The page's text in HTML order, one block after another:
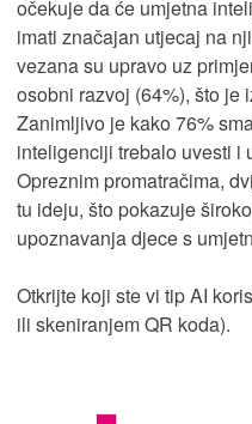
očekuje da će umjetna
imati značajan utjecaj na
vezana su upravo uz
osobni razvoj (64%), što je
Zanimljivo je kako 76%
inteligenciji trebalo uvesti i
Opreznim promatračima,
tu ideju, što pokazuje
upoznavanja djece s
Otkrijte koji ste vi tip AI
ili skeniranjem QR koda).